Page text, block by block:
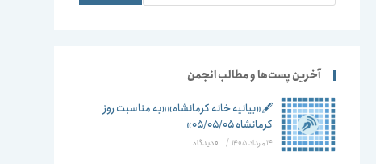
آخرین پست‌ها و مطالب انجمن
🖋️«بیانیه خانه کرمانشاه»«به مناسبت روز
کرمانشاه ۰۵/۰۵/۰۵»
14 مرداد 1405 / ۰ دیدگاه